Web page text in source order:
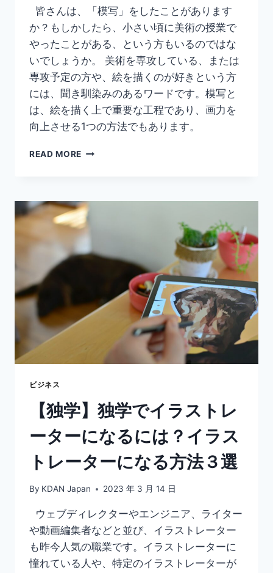
皆さんは、「模写」をしたことがあります
か？もしかしたら、小さい頃に美術の授業で
やったことがある、という方もいるのではな
いでしょうか。 美術を専攻している、または
専攻予定の方や、絵を描くのが好きという方
には、聞き馴染みのあるワードです。模写と
は、絵を描く上で重要な工程であり、画力を
向上させる1つの方法でもあります。
READ MORE 【模
や
り
方
デ
と
の
心
者
向
け
に
解
ビジネス
【独学】独学でイラストレ
ーターになるには？イラス
トレーターになる方法３選
By KDAN Japan 2023 年 3 月 14 日
ウェブディレクターやエンジニア、ライター
や動画編集者などと並び、イラストレーター
も昨今人気の職業です。イラストレーターに
憧れている人や、特定のイラストレーターが